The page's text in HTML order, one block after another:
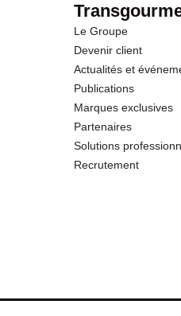
Le Groupe
Devenir client
Actualités et
Publications
Marques exclusives
Partenaires
Solutions
Recrutement